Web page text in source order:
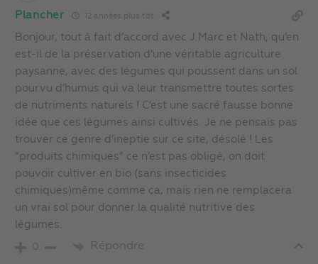
Plancher 12 années plus tôt
Bonjour, tout à fait d’accord avec J.Marc et Nath, qu’en
est-il de la préservation d’une véritable agriculture
paysanne, avec des légumes qui poussent dans un sol
pourvu d’humus qui va leur transmettre toutes sortes
de nutriments naturels ! C’est une sacré fausse bonne
idée que ces légumes ainsi cultivés. Je ne pensais pas
trouver ce genre d’ineptie sur ce site, désolé ! Les
“produits chimiques” ce n’est pas obligé, on doit
pouvoir cultiver en bio (sans insecticides
chimiques)même comme ça, mais rien ne remplacera
un vrai sol pour donner la qualité nutritive des
légumes.
0 Répondre